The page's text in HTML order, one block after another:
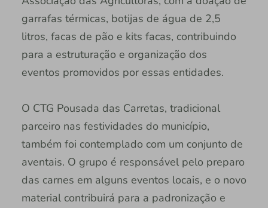
garrafas térmicas, botijas de água de 2,5
litros, facas de pão e kits facas, contribuindo
para a estruturação e organização dos
eventos promovidos por essas entidades.
O CTG Pousada das Carretas, tradicional
parceiro nas festividades do município,
também foi contemplado com um conjunto de
aventais. O grupo é responsável pelo preparo
das carnes em alguns eventos locais, e o novo
material contribuirá para a padronização e